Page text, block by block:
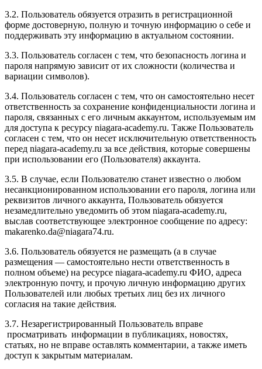
3.2. Пользователь обязуется отразить в регистрационной
форме достоверную, полную и точную информацию о себе и
поддерживать эту информацию в актуальном состоянии.
3.3. Пользователь согласен с тем, что безопасность логина и
пароля напрямую зависит от их сложности (количества и
вариации символов).
3.4. Пользователь согласен с тем, что он самостоятельно несет
ответственность за сохранение конфиденциальности логина и
пароля, связанных с его личным аккаунтом, используемым им
для доступа к ресурсу niagara-academy.ru. Также Пользователь
согласен с тем, что он несет исключительную ответственность
перед niagara-academy.ru за все действия, которые совершены
при использовании его (Пользователя) аккаунта.
3.5. В случае, если Пользователю станет известно о любом
несанкционированном использовании его пароля, логина или
реквизитов личного аккаунта, Пользователь обязуется
незамедлительно уведомить об этом niagara-academy.ru,
выслав соответствующее электронное сообщение по адресу:
makarenko.da@niagara74.ru.
3.6. Пользователь обязуется не размещать (а в случае
размещения — самостоятельно нести ответственность в
полном объеме) на ресурсе niagara-academy.ru ФИО, адреса
электронную почту, и прочую личную информацию других
Пользователей или любых третьих лиц без их личного
согласия на такие действия.
3.7. Незарегистрированный Пользователь вправе
просматривать информации в публикациях, новостях,
статьях, но не вправе оставлять комментарии, а также иметь
доступ к закрытым материалам.